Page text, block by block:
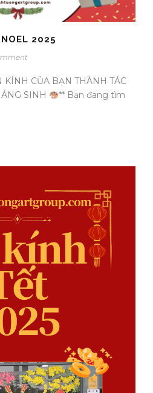
2025
KÍNH CỦA BẠN THÀNH TÁC
SINH
** Bạn đang tìm